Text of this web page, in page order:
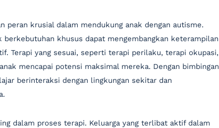
peran krusial dalam mendukung anak dengan autisme.
berkebutuhan khusus dapat mengembangkan keterampilan
Terapi yang sesuai, seperti terapi perilaku, terapi okupasi,
mencapai potensi maksimal mereka. Dengan bimbingan
berinteraksi dengan lingkungan sekitar dan
dalam proses terapi. Keluarga yang terlibat aktif dalam